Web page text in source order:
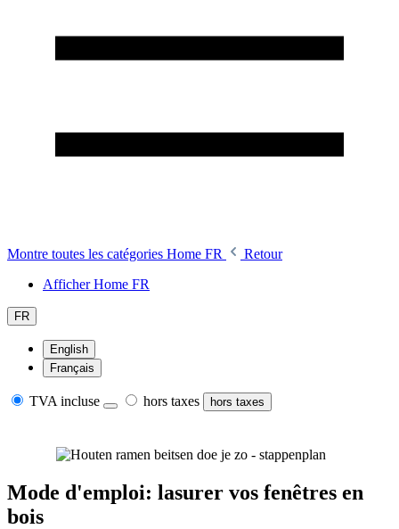
Montre toutes les catégories Home FR
Retour
Afficher Home FR
FR
English
Français
TVA incluse hors taxes hors taxes
Mode d'emploi: lasurer vos fenêtres en
bois